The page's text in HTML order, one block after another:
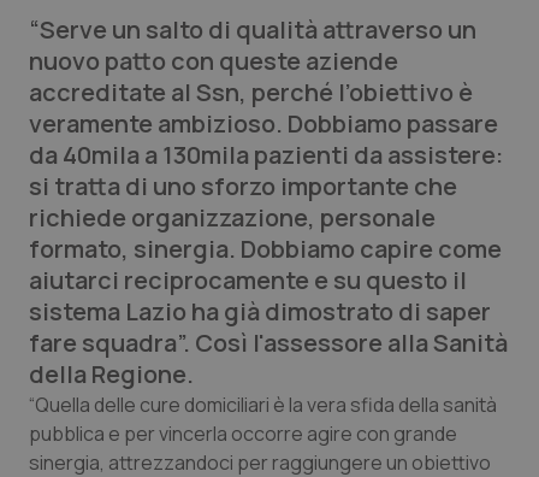
Lettere al direttore
Edizioni Regionali
QS Pro
Professionisti Sanitari.AI
Abruzzo
Basilicata
Calabria
Campania
QS Pro Gold
Artrite & artrosi
Asma & BPCO
Car-T
QS Club Newsletter
“Serve un salto di qualità attraverso un
nuovo patto con queste aziende
accreditate al Ssn, perché l’obiettivo è
veramente ambizioso. Dobbiamo passare
da 40mila a 130mila pazienti da assistere:
si tratta di uno sforzo importante che
richiede organizzazione, personale
formato, sinergia. Dobbiamo capire come
aiutarci reciprocamente e su questo il
sistema Lazio ha già dimostrato di saper
fare squadra”. Così l'assessore alla Sanità
della Regione.
“Quella delle cure domiciliari è la vera sfida della sanità
pubblica e per vincerla occorre agire con grande
sinergia, attrezzandoci per raggiungere un obiettivo